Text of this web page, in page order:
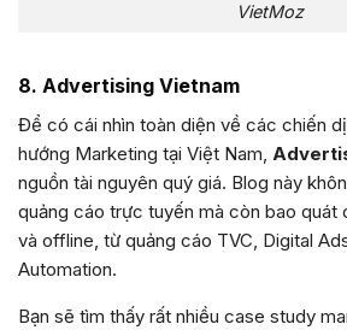
VietMoz
8. Advertising Vietnam
Để có cái nhìn toàn diện về các chiến
hướng Marketing tại Việt Nam,
nguồn tài nguyên quý giá. Blog này
quảng cáo trực tuyến mà còn bao quát
và offline, từ quảng cáo TVC, Digital
Automation.
Bạn sẽ tìm thấy rất nhiều case study